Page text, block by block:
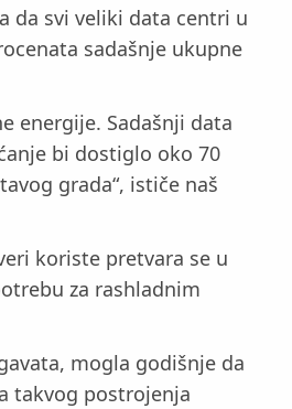
da svi veliki data centri u
sadašnje ukupne
energije. Sadašnji data
bi dostiglo oko 70
grada“, ističe naš
koriste pretvara se u
za rashladnim
mogla godišnje da
takvog postrojenja